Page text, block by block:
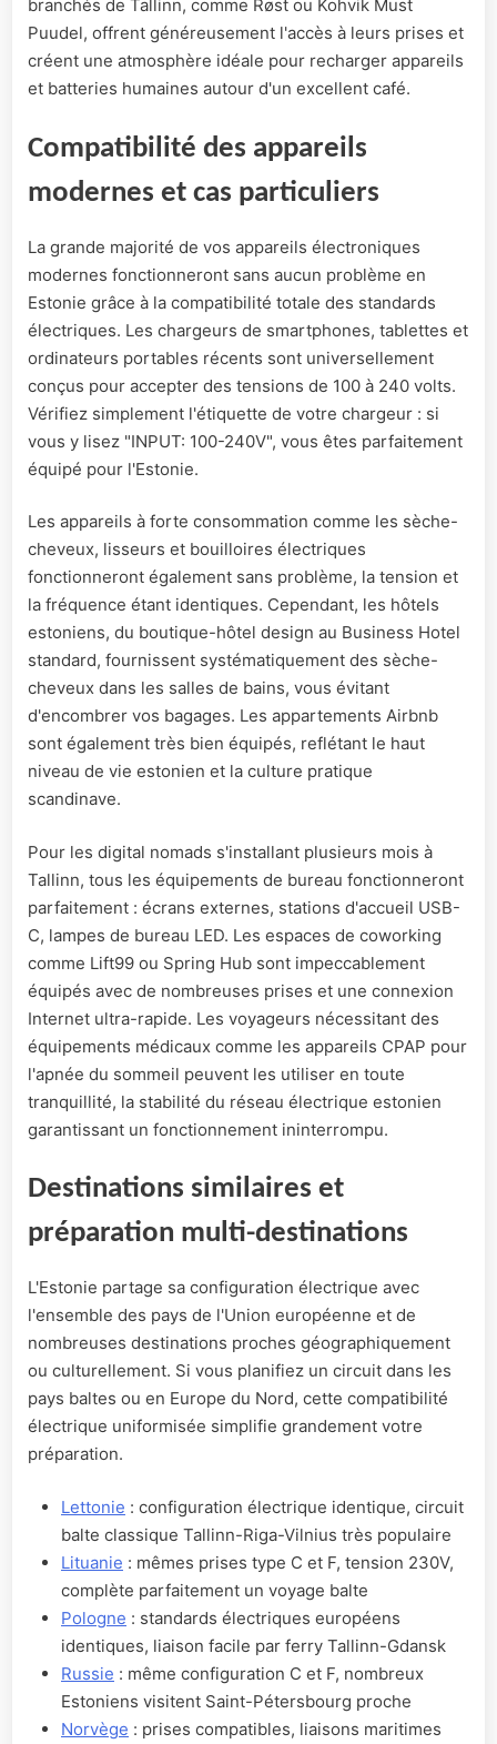
branchés de Tallinn, comme Røst ou Kohvik Must
Puudel, offrent généreusement l'accès à leurs prises et
créent une atmosphère idéale pour recharger appareils
et batteries humaines autour d'un excellent café.
Compatibilité des appareils
modernes et cas particuliers
La grande majorité de vos appareils électroniques
modernes fonctionneront sans aucun problème en
Estonie grâce à la compatibilité totale des standards
électriques. Les chargeurs de smartphones, tablettes et
ordinateurs portables récents sont universellement
conçus pour accepter des tensions de 100 à 240 volts.
Vérifiez simplement l'étiquette de votre chargeur : si
vous y lisez "INPUT: 100-240V", vous êtes parfaitement
équipé pour l'Estonie.
Les appareils à forte consommation comme les sèche-
cheveux, lisseurs et bouilloires électriques
fonctionneront également sans problème, la tension et
la fréquence étant identiques. Cependant, les hôtels
estoniens, du boutique-hôtel design au Business Hotel
standard, fournissent systématiquement des sèche-
cheveux dans les salles de bains, vous évitant
d'encombrer vos bagages. Les appartements Airbnb
sont également très bien équipés, reflétant le haut
niveau de vie estonien et la culture pratique
scandinave.
Pour les digital nomads s'installant plusieurs mois à
Tallinn, tous les équipements de bureau fonctionneront
parfaitement : écrans externes, stations d'accueil USB-
C, lampes de bureau LED. Les espaces de coworking
comme Lift99 ou Spring Hub sont impeccablement
équipés avec de nombreuses prises et une connexion
Internet ultra-rapide. Les voyageurs nécessitant des
équipements médicaux comme les appareils CPAP pour
l'apnée du sommeil peuvent les utiliser en toute
tranquillité, la stabilité du réseau électrique estonien
garantissant un fonctionnement ininterrompu.
Destinations similaires et
préparation multi-destinations
L'Estonie partage sa configuration électrique avec
l'ensemble des pays de l'Union européenne et de
nombreuses destinations proches géographiquement
ou culturellement. Si vous planifiez un circuit dans les
pays baltes ou en Europe du Nord, cette compatibilité
électrique uniformisée simplifie grandement votre
préparation.
Lettonie : configuration électrique identique, circuit
balte classique Tallinn-Riga-Vilnius très populaire
Lituanie : mêmes prises type C et F, tension 230V,
complète parfaitement un voyage balte
Pologne : standards électriques européens
identiques, liaison facile par ferry Tallinn-Gdansk
Russie : même configuration C et F, nombreux
Estoniens visitent Saint-Pétersbourg proche
Norvège : prises compatibles, liaisons maritimes